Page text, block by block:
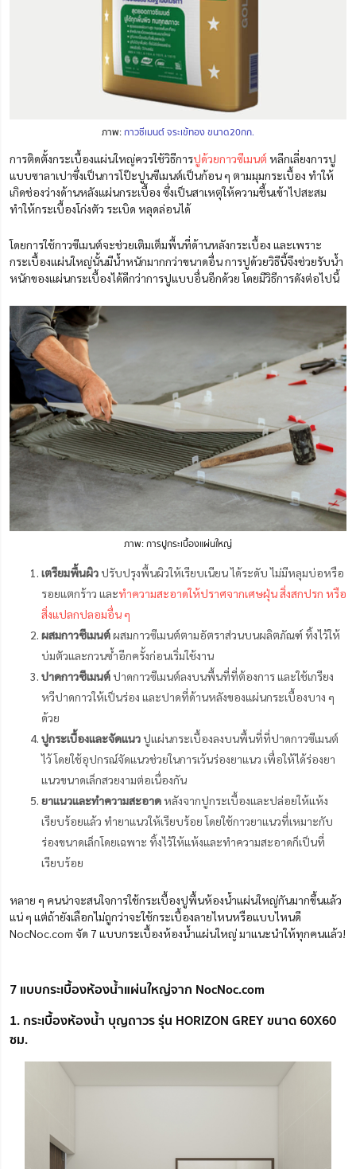
ภาพ:กาวซีเมนต์ จระเข้ทอง ขนาด20กก.
การติดตั้งกระเบื้องแผ่นใหญ่ควรใช้วิธีการปูด้วยกาวซีเมนต์ หลีกเลี่ยงการปู
แบบซาลาเปาซึ่งเป็นการโป๊ะปูนซีเมนต์เป็นก้อน ๆ ตามมุมกระเบื้อง ทำให้
เกิดช่องว่างด้านหลังแผ่นกระเบื้อง ซึ่งเป็นสาเหตุให้ความชื้นเข้าไปสะสม
ทำให้กระเบื้องโก่งตัว ระเบิด หลุดล่อนได้
โดยการใช้กาวซีเมนต์จะช่วยเติมเต็มพื้นที่ด้านหลังกระเบื้อง และเพราะ
กระเบื้องแผ่นใหญ่นั้นมีน้ำหนักมากกว่าขนาดอื่น การปูด้วยวิธีนี้จึงช่วยรับน้ำ
หนักของแผ่นกระเบื้องได้ดีกว่าการปูแบบอื่นอีกด้วย โดยมีวิธีการดังต่อไปนี้
ภาพ: การปูกระเบื้องแผ่นใหญ่
เตรียมพื้นผิว ปรับปรุงพื้นผิวให้เรียบเนียน ได้ระดับ ไม่มีหลุมบ่อหรือ
รอยแตกร้าว และทำความสะอาดให้ปราศจากเศษฝุ่น สิ่งสกปรก หรือ
สิ่งแปลกปลอมอื่น ๆ
ผสมกาวซีเมนต์ผสมกาวซีเมนต์ตามอัตราส่วนบนผลิตภัณฑ์ ทิ้งไว้ให้
บ่มตัวและกวนซ้ำอีกครั้งก่อนเริ่มใช้งาน
ปาดกาวซีเมนต์ ปาดกาวซีเมนต์ลงบนพื้นที่ที่ต้องการ และใช้เกรียง
หวีปาดกาวให้เป็นร่อง และปาดที่ด้านหลังของแผ่นกระเบื้องบาง ๆ
ด้วย
ปูกระเบื้องและจัดแนว ปูแผ่นกระเบื้องลงบนพื้นที่ที่ปาดกาวซีเมนต์
ไว้ โดยใช้อุปกรณ์จัดแนวช่วยในการเว้นร่องยาแนว เพื่อให้ได้ร่องยา
แนวขนาดเล็กสวยงามต่อเนื่องกัน
ยาแนวและทำความสะอาด หลังจากปูกระเบื้องและปล่อยให้แห้ง
เรียบร้อยแล้ว ทำยาแนวให้เรียบร้อย โดยใช้กาวยาแนวที่เหมาะกับ
ร่องขนาดเล็กโดยเฉพาะ ทิ้งไว้ให้แห้งและทำความสะอาดก็เป็นที่
เรียบร้อย
หลาย ๆ คนน่าจะสนใจการใช้กระเบื้องปูพื้นห้องน้ำแผ่นใหญ่กันมากขึ้นแล้ว
แน่ ๆ แต่ถ้ายังเลือกไม่ถูกว่าจะใช้กระเบื้องลายไหนหรือแบบไหนดี
NocNoc.com จัด 7 แบบกระเบื้องห้องน้ำแผ่นใหญ่ มาแนะนำให้ทุกคนแล้ว!
7 แบบกระเบื้องห้องน้ำแผ่นใหญ่จาก NocNoc.com
1. กระเบื้องห้องน้ำ บุญถาวร รุ่น HORIZON GREY ขนาด 60X60
ซม.